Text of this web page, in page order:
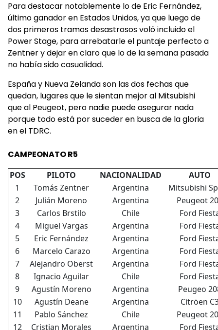
Para destacar notablemente lo de Eric Fernández,
último ganador en Estados Unidos, ya que luego de
dos primeros tramos desastrosos voló incluido el
Power Stage, para arrebatarle el puntaje perfecto a
Zentner y dejar en claro que lo de la semana pasada
no había sido casualidad.
España y Nueva Zelanda son las dos fechas que
quedan, lugares que le sientan mejor al Mitsubishi
que al Peugeot, pero nadie puede asegurar nada
porque todo está por suceder en busca de la gloria
en el TDRC.
CAMPEONATO R5
POS PILOTO NACIONALIDAD
AUTO
1
Tomás Zentner Argentina
Mitsubishi
2
Julián Moreno Argentina
Peugeot
3
Carlos Brstilo Chile
Ford
4
Miguel Vargas Argentina
Ford
5
Eric Fernández Argentina
Ford
6
Marcelo Carazo Argentina
Ford
7
Alejandro Oberst Argentina
Ford
8
Ignacio Aguilar Chile
Ford
9
Agustín Moreno Argentina
Peugeo
10
Agustín Deane Argentina
Citröen
11
Pablo Sánchez Chile
Peugeot
12
Cristian Morales Argentina
Ford